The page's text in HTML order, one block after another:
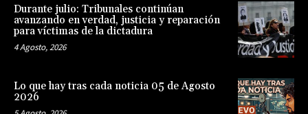
Durante julio: Tribunales continúan
avanzando en verdad, justicia y reparación
para víctimas de la dictadura
4 Agosto, 2026
Lo que hay tras cada noticia 05 de Agosto
2026